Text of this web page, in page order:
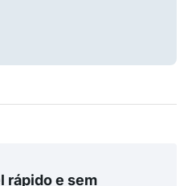
rápido e sem